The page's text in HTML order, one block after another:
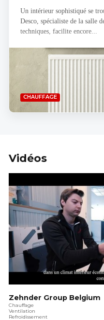
Un intérieur sophistiqué se
Desco, spécialiste de la salle
techniques, facilite encore...
CHAUFFAGE
Vidéos
Zehnder Group Belgium
Chauffage
Ventilation
Refroidissement